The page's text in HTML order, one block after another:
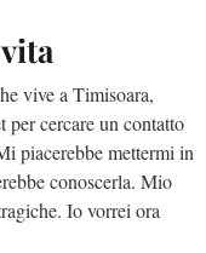
vive a Timisoara,
per cercare un contatto
piacerebbe mettermi in
conoscerla. Mio
Io vorrei ora